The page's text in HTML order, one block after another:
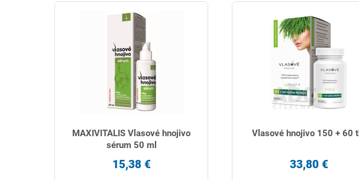
MAXIVITALIS Vlasové hnojivo
sérum 50 ml
15,38 €
Vlasové hnojivo 150 + 60
33,80 €